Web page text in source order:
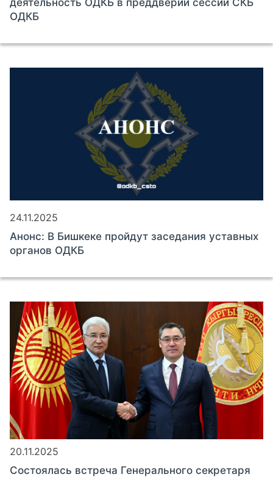
ОДКБ
24.11.2025
Анонс: В Бишкеке пройдут заседания уставных
органов ОДКБ
20.11.2025
Состоялась встреча Генерального секретаря